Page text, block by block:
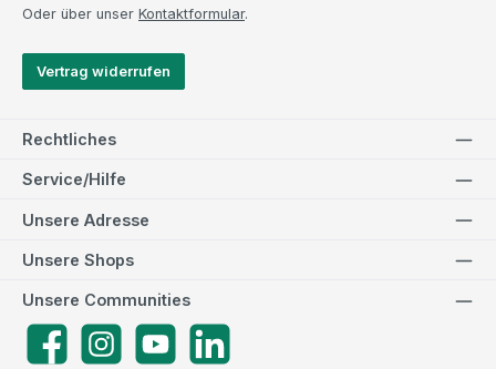
Oder über unser Kontaktformular.
Vertrag widerrufen
Rechtliches
Service/Hilfe
Unsere Adresse
Unsere Communities
FacebookInstagramYouTube
Unsere Shops